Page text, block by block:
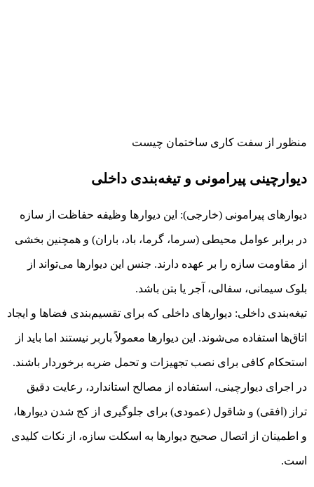
منظور از سفت کاری ساختمان چیست
دیوارچینی پیرامونی و تیغه‌بندی داخلی
دیوارهای پیرامونی (خارجی): این دیوارها وظیفه حفاظت از سازه
در برابر عوامل محیطی (سرما، گرما، باد، باران) و همچنین بخشی
از مقاومت سازه را بر عهده دارند. جنس این دیوارها می‌تواند از
بلوک سیمانی، سفالی، آجر یا بتن باشد.
تیغه‌بندی داخلی: دیوارهای داخلی که برای تقسیم‌بندی فضاها و ایجاد
اتاق‌ها استفاده می‌شوند. این دیوارها معمولاً باربر نیستند اما باید از
استحکام کافی برای نصب تجهیزات و تحمل ضربه برخوردار باشند.
در اجرای دیوارچینی، استفاده از مصالح استاندارد، رعایت دقیق
تراز (افقی) و شاقول (عمودی) برای جلوگیری از کج شدن دیوارها،
و اطمینان از اتصال صحیح دیوارها به اسکلت سازه، از نکات کلیدی
است.